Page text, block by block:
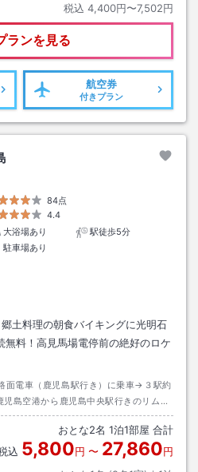
税込 4,400円〜7,502円
ランを見る
航空券
付きプラン
84点
4.4
大浴場あり
駅徒歩5分
駐車場あり
土料理の朝食バイキングに光明石
料！高見馬場電停前の絶好のロケ
面電車（鹿児島駅行き）に乗車→３駅約
島空港から鹿児島中央駅行きのリムジ
で下車。鹿児島中央駅方面に線路沿い
おとな2名 1泊1部屋 合計
込 5,800円 〜 27,860円